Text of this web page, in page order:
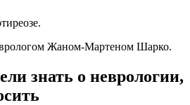
Жаном-Мартеном Шарко.
знать о неврологии,